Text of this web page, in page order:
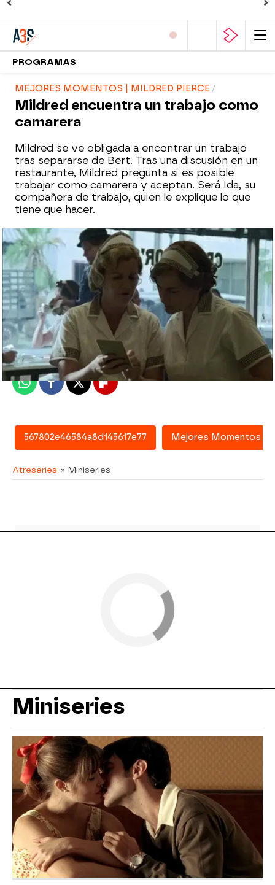
PROGRAMAS
MEJORES MOMENTOS | MILDRED PIERCE
Mildred encuentra un trabajo como
camarera
Mildred se ve obligada a encontrar un trabajo
tras separarse de Bert. Tras una discusión en un
restaurante, Mildred pregunta si es posible
trabajar como camarera y aceptan. Será Ida, su
compañera de trabajo, quien le explique lo que
tiene que hacer.
atreseries
Madrid
Publicado:02 de febrero de 2016, 18:04
WhatsappFacebook
X Flipboard
567802e46584a8d145617e77 Mejores Momentos
Atreseries » Miniseries
Miniseries